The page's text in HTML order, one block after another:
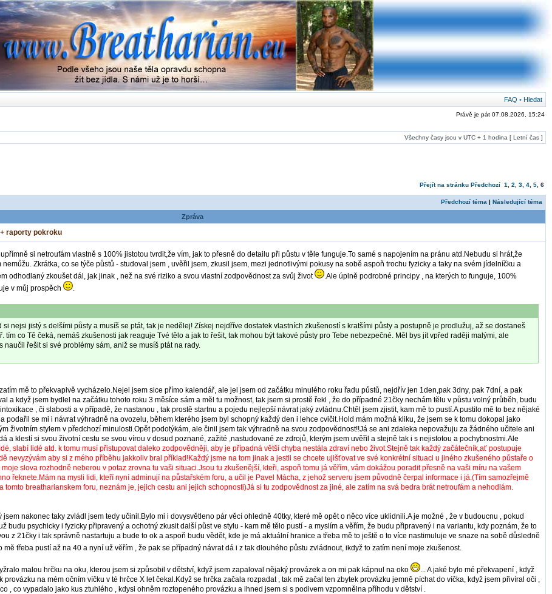
FAQ • Hledat
Právě je pát 07.08.2026, 15:24
Všechny časy jsou v UTC + 1 hodina [ Letní čas ]
Přejít na stránku Předchozí 1 2 3 4 5 6
Předchozí téma | Následující téma
Zpráva
raporty pokroku
si netroufám vlastně s 100% jistotou tvrdit,že vím, jak to přesně do detailu při půstu v těle funguje.To samé s napojením na pránu atd.Nebudu si hrát,že
Zkrátka, co se týče půstů - studoval jsem , uvěřil jsem, zkusil jsem, mezi jednotlivými pokusy na sobě aspoň trochu fyzicky a taky na svém jídelníčku a
odhodlaný zkoušet dál, jak jinak , než na své riziko a svou vlastní zodpovědnost za svůj život
.Ale úplně podrobné principy , na kterých to funguje, 100%
v můj prospěch
.
nejsi jistý s delšími půsty a musíš se ptát, tak je nedělej! Získej nejdříve dostatek vlastních zkušeností s kratšími půsty a postupně je prodlužuj, až se dostaneš
tím co Tě čeká, nemáš zkušenosti jak reaguje Tvé tělo a jak to řešit, tak mohou být takové půsty pro Tebe nebezpečné. Měl bys jít vpřed raději malými, ale
naučil řešit si své problémy sám, aniž se musíš ptát na rady.
mě to překvapivě vycházelo.Nejel jsem sice přímo kalendář, ale jel jsem od začátku minulého roku řadu půstů, nejdřív jen 1den,pak 3dny, pak 7dní, a pak
a když jsem bydlel na začátku tohoto roku 3 měsíce sám a měl tu možnost, tak jsem si prostě řekl , že do případné 21čky nechám tělu v půstu volný průběh, budu
, či slabosti a v případě, že nastanou , tak prostě startnu a pojedu nejlepší návrat jaký zvládnu.Chtěl jsem zjistit, kam mě to pustí.A pustilo mě to bez nějaké
podařil se mi i návrat výhradně na ovozelu, během kterého jsem byl schopný každý den i lehce cvičit.Hold mám možná kliku, že jsem se k tomu dokopal jako
životním stylem v předchozí minulosti.Opět podotýkám, ale činil jsem tak výhradně na svou zodpovědnost!!Já se ani zdaleka nepovažuju za žádného učitele ani
a klestí si svou životní cestu se svou vírou v dosud poznané, zažité ,nastudované ze zdrojů, kterým jsem uvěřil a stejně tak i s nejistotou a pochybnostmi.Ale
slabí lidé atd. k tomu musí přistupovat daleko zodpovědněji, aby je případná větší chyba nestála zdraví nebo život.Stejně tak každý začátečník,ať postupuje
nevyzývám aby si z mého příběhu jakkoliv bral příklad!Každý jsme na tom jinak a jestli se chcete ujišťovat ve své konkrétní situaci u jiného zkušeného půstaře o
slova rozhodně neberou v potaz zrovna tu vaši situaci.Jsou tu zkušenější, kteři, aspoň tomu já věřím, vám dokážou poradit přesně na vaši míru na vašem
řeknete.Mám na mysli lidi, kteří nyní adminují na půstařském foru, a učil je Pavel Mácha, z jehož serveru jsem původně čerpal informace i já.(Tím samozřejmě
breatharianskem foru, neznám je, jejich cestu ani jejich schopnosti)Já si tu zodpovědnost za jiné, ale zatím na svá bedra brát netroufám a nehodlám.
nakonec taky zvládl jsem tedy učinil.Bylo mi i dovysvětleno pár věcí ohledně 40tky, které mě opět o něco více uklidnili.A je možné , že v budoucnu , pokud
budu psychicky i fyzicky připravený a ochotný zkusit další půst ve stylu - kam mě tělo pustí - a myslím a věřím, že budu připravený i na variantu, kdy poznám, že to
z 21čky i tak správně nastartuju a bude to ok a aspoň budu vědět, kde je má aktuální hranice a třeba mě to ještě o to více nastimuluje ve snaze na sobě důsledně
mě třeba pustí až na 40 a nyní už věřím , že pak se případný návrat dá i z tak dlouhého půstu zvládnout, ikdyž to zatím není moje zkušenost.
malou hrčku na oku, kterou jsem si způsobil v dětství, když jsem zapaloval nějaký provázek a on mi pak kápnul na oko
... A jaké bylo mé překvapení , když
provázku na mém očním víčku v té hrčce X let čekal.Když se hrčka začala rozpadat , tak mě začal ten zbytek provázku jemně píchat do víčka, když jsem přivíral oči ,
, co vypadalo jako kus ztuhlého , kdysi ohněm roztopeného provázku a ihned jsem si s podivem vzpomnělna příhodu v dětství .